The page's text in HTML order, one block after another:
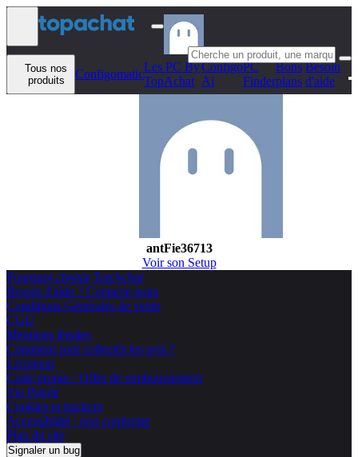
Aller au contenu
Tous nos
produits
Configomatic
Les PC By
TopAchat
Configo
Ai
PC
Finder
Bons
plans
Besoin
d'aide
antFie36713
Voir son Setup
Pourquoi choisir TopAchat
Besoin d'aide ? Contacte nous
Conditions Générales de vente
CGU
Mentions légales
Comment sont collectés les avis ?
Livraison
Code promo / Offre de remboursement
Vie Privée
Cookies et trackers
Accessibilité : non conforme
Plan du site
Signaler un bug